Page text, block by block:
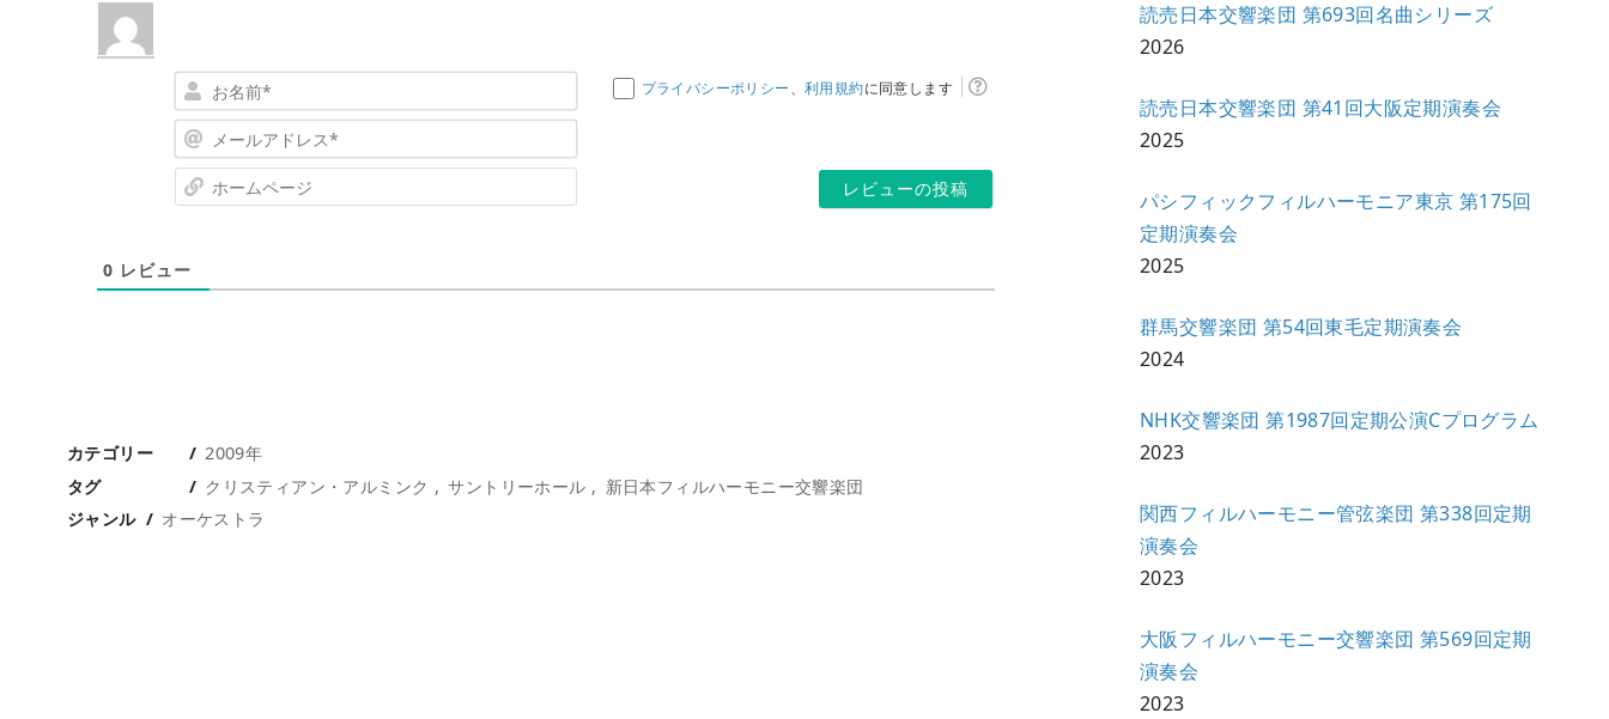
名
*ー
ス
ー
ー
プライバシーポリシー、 利用規約に同意します
0 レビュー
カテゴリー
2009年
タグ
クリスティアン・アルミンク サントリーホール
新日本フィルハーモニー交響楽団
ジャンル
オーケストラ
読売日本交響楽団 第693回名曲シリーズ
2026
読売日本交響楽団 第41回大阪定期演奏会
2025
パシフィックフィルハーモニア東京 第175回
定期演奏会
2025
群馬交響楽団 第54回東毛定期演奏会
2024
NHK交響楽団 第1987回定期公演Cプログラム
2023
関西フィルハーモニー管弦楽団 第338回定期
演奏会
2023
大阪フィルハーモニー交響楽団 第569回定期
演奏会
2023